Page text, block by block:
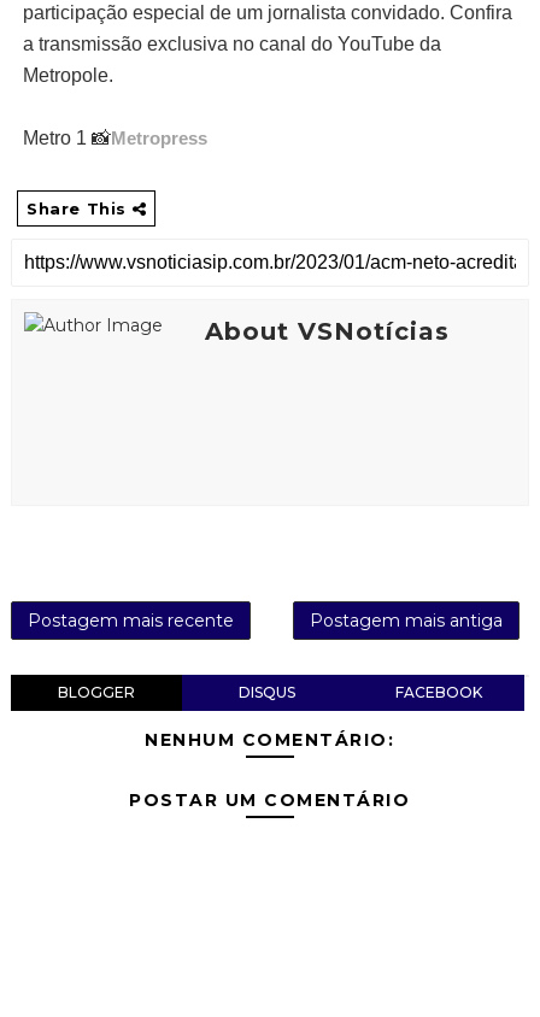
participação especial de um jornalista convidado. Confira
a transmissão exclusiva no canal do YouTube da
Metropole.
Metro 1 📸Metropress
Share This
About VSNotícias
Postagem mais recente Postagem mais antiga
BLOGGER DISQUS FACEBOOK
NENHUM COMENTÁRIO:
POSTAR UM COMENTÁRIO